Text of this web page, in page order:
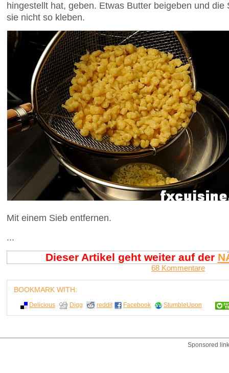
hingestellt hat, geben. Etwas Butter beigeben und
sie nicht so kleben.
Mit einem Sieb entfernen.
...
Dieser Artikel geht weiter auf der
68 Kommentare
BOOKMARK WITH:
Delicious Digg reddit Facebook StumbleUpon
Sponsored